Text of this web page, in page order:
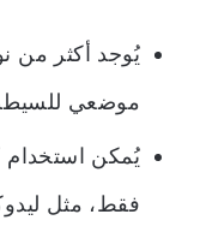
يُوجد أكثر من
موضعي
يُمكن
فقط، مثل